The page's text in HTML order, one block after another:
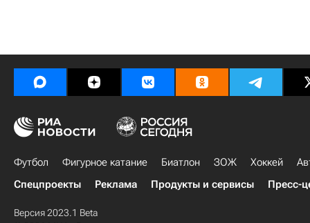
Футбол Фигурное катание Биатлон ЗОЖ Хоккей
Спецпроекты
Реклама Продукты и сервисы Пресс-
Версия 2023.1 Beta